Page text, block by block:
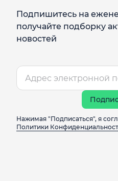
Подпишитесь на
получайте подборку
новостей
Нажимая "Подписаться", я
Политики